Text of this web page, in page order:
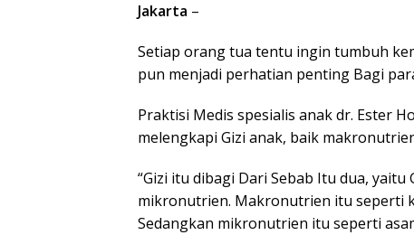
Jakarta –
Setiap orang tua tentu ingin tumbuh
pun menjadi perhatian penting Bagi
Praktisi Medis spesialis anak dr. Ester
melengkapi Gizi anak, baik
“Gizi itu dibagi Dari Sebab Itu dua,
mikronutrien. Makronutrien itu seperti
Sedangkan mikronutrien itu seperti